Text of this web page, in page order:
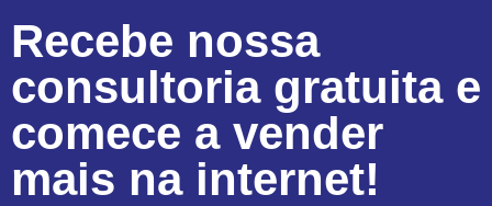
Recebe nossa
consultoria gratuita e
comece a vender
mais na internet!